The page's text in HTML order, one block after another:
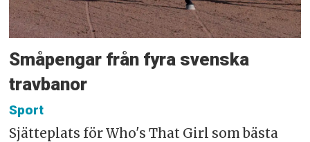
Småpengar från fyra svenska
travbanor
Sport
Sjätteplats för Who's That Girl som bästa